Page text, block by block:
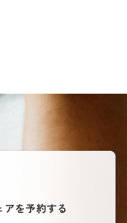
アを予約する